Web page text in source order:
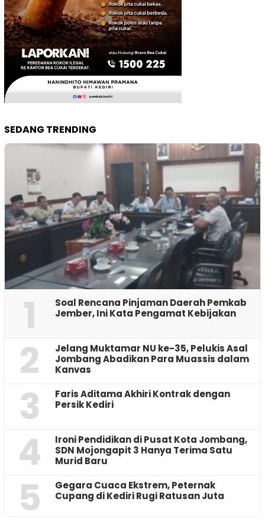
SEDANG TRENDING
1
‎Soal Rencana Pinjaman Daerah Pemkab
Jember, Ini Kata Pengamat Kebijakan ‎
2
Jelang Muktamar NU ke-35, Pelukis Asal
Jombang Abadikan Para Muassis dalam
Kanvas
3
Faris Aditama Akhiri Kontrak dengan
Persik Kediri
4
Ironi Pendidikan di Pusat Kota Jombang,
SDN Mojongapit 3 Hanya Terima Satu
Murid Baru
5
‎Gegara Cuaca Ekstrem, Peternak
Cupang di Kediri Rugi Ratusan Juta